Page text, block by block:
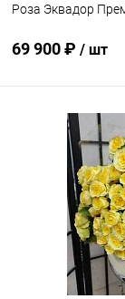
Роза Эквадор
69 900 ₽ / шт
Купить в 1 клик
В избранное